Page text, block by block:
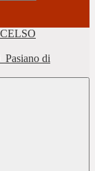
Pasiano di